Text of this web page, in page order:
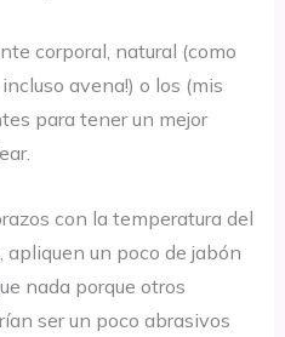
corporal, natural (como
avena!) o los (mis
para tener un mejor
con la temperatura del
un poco de jabón
nada porque otros
ser un poco abrasivos